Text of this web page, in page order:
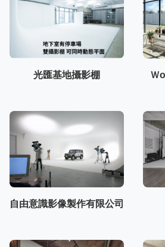
光匯基地攝影棚 Ｗ
自由意識影像製作有限公司